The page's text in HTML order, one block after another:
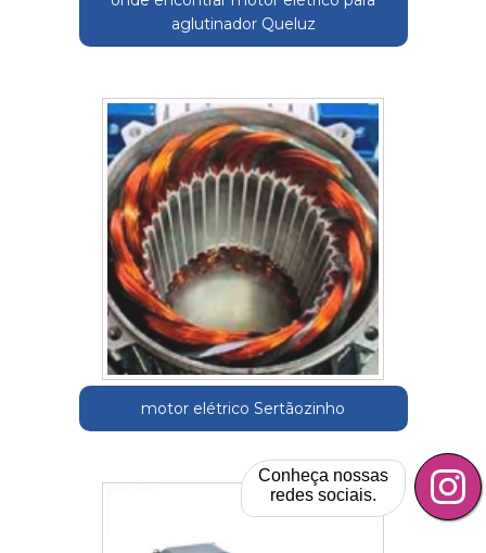
aglutinador Queluz
motor elétrico Sertãozinho
Conheça nossas
redes sociais.